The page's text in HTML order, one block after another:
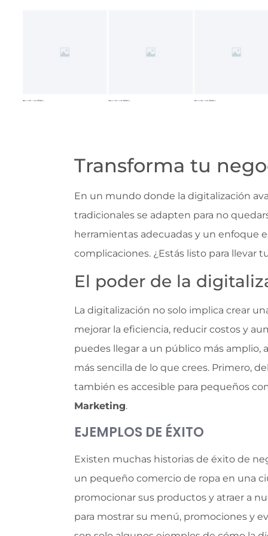
Transforma tu
En un mundo donde la digitalización
tradicionales se adapten para no
herramientas adecuadas y un enfoque
complicaciones. ¿Estás listo para llevar
El poder de la
La digitalización no solo implica crear
mejorar la eficiencia, reducir costos y
puedes llegar a un público más amplio,
más sencilla de lo que crees. Primero,
también es accesible para pequeños
Marketing.
EJEMPLOS DE ÉXITO
Existen muchas historias de éxito de
un pequeño comercio de ropa en una
promocionar sus productos y atraer a
para mostrar su menú, promociones y